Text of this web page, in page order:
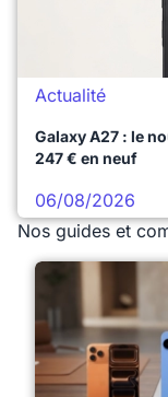
Actualité
Galaxy A27 : le
247 € en neuf
06/08/2026
Nos guides et